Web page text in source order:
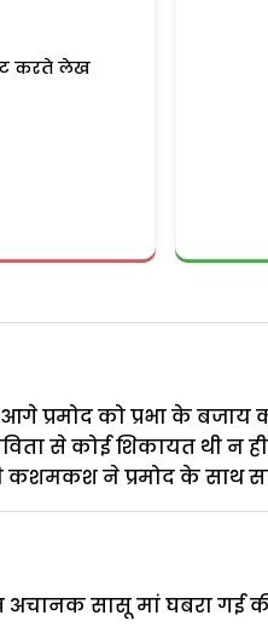
करते लेख
प्रमोद को प्रभा के बजाय
से कोई शिकायत थी न
कशमकश ने प्रमोद के साथ
सासू मां घबरा गई